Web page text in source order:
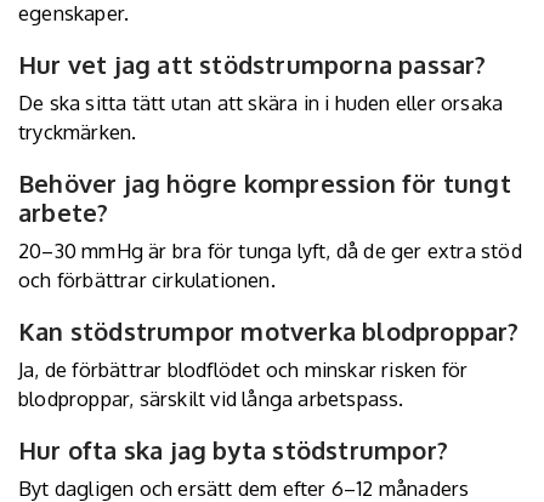
egenskaper.
Hur vet jag att stödstrumporna passar?
De ska sitta tätt utan att skära in i huden eller orsaka
tryckmärken.
Behöver jag högre kompression för tungt
arbete?
20–30 mmHg är bra för tunga lyft, då de ger extra stöd
och förbättrar cirkulationen.
Kan stödstrumpor motverka blodproppar?
Ja, de förbättrar blodflödet och minskar risken för
blodproppar, särskilt vid långa arbetspass.
Hur ofta ska jag byta stödstrumpor?
Byt dagligen och ersätt dem efter 6–12 månaders